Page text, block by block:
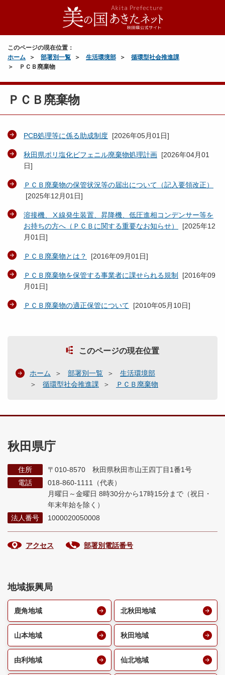
このページの現在位置：
ホーム
部署別一覧 生活環境部
循環型社会推進課
ＰＣＢ廃棄物
ＰＣＢ廃棄物
PCB処理等に係る助成制度 [2026年05月01日]
秋田県ポリ塩化ビフェニル廃棄物処理計画 [2026年04月01
日]
ＰＣＢ廃棄物の保管状況等の届出について（記入要領改正）
[2025年12月01日]
溶接機、Ⅹ線発生装置、昇降機、低圧進相コンデンサー等を
お持ちの方へ（ＰＣＢに関する重要なお知らせ）
[2025年12
月01日]
ＰＣＢ廃棄物とは？ [2016年09月01日]
ＰＣＢ廃棄物を保管する事業者に課せられる規制 [2016年09
月01日]
ＰＣＢ廃棄物の適正保管について [2010年05月10日]
このページの現在位置
ホーム 部署別一覧
生活環境部
循環型社会推進課
ＰＣＢ廃棄物
秋田県庁
住所
〒010-8570 秋田県秋田市山王四丁目1番1号
電話
018-860-1111（代表）
月曜日～金曜日 8時30分から17時15分まで （祝日・
年末年始を除く）
法人番号
1000020050008
アクセス 部署別電話番号
地域振興局
鹿角地域 北秋田地域
山本地域 秋田地域
由利地域 仙北地域